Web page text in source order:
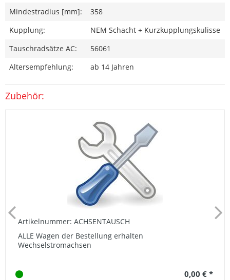
Mindestradius [mm]:
358
Kupplung:
NEM Schacht + Kurzkupplungskulisse
Tauschradsätze AC:
56061
Altersempfehlung:
ab 14 Jahren
Zubehör:
Artikelnummer: ACHSENTAUSCH
ALLE Wagen der Bestellung erhalten
Wechselstromachsen
0,00 € *